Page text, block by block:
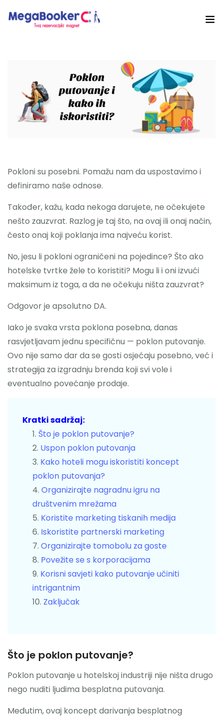
Tehnologija Za
Cijene
O nama
Započni Danas
Nazovite
Pokloni su posebni. Pomažu nam da uspostavimo i
definiramo naše odnose.
Također, kažu, kada nekoga darujete, ne očekujete
nešto zauzvrat. Razlog je taj što, na ovaj ili onaj način,
često onaj koji poklanja ima najveću korist.
No, jesu li pokloni ograničeni na pojedince? Što ako
hotelske tvrtke žele to koristiti? Mogu li i oni izvući
maksimum iz toga, a da ne očekuju ništa zauzvrat?
Odgovor je apsolutno DA.
Iako je svaka vrsta poklona posebna, danas
rasvjetljavam jednu specifičnu — poklon putovanje.
Ovo nije samo dar da se gosti osjećaju posebno, već i
strategija za izgradnju brenda koji svi vole i
eventualno povećanje prodaje.
Kratki sadržaj:
Što je poklon putovanje?
Uspon poklon putovanja
Kako hoteli mogu iskoristiti koncept
poklon putovanja?
Organizirajte nagradnu igru ​​na
društvenim mrežama
Koristite marketing tiskanih medija
Iskoristite partnerski marketing
Organizirajte tomobolu za goste
Povežite se s korporacijama
Korisni savjeti kako putovanje učiniti
intrigantnim
Zaključak
Što je poklon putovanje?
Poklon putovanje u hotelskoj industriji nije ništa drugo
nego nuditi ljudima besplatna putovanja.
Međutim, ovaj koncept darivanja besplatnog